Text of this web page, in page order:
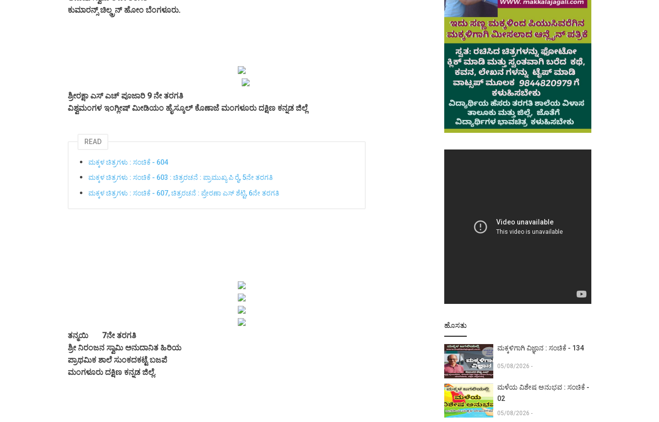
ಕುಮಾರನ್ಸ್ ಚಿಲ್ಡ್ರನ್ ಹೋಂ ಬೆಂಗಳೂರು.
ಶ್ರೀರಕ್ಷಾ ಎಸ್ ಎಚ್ ಪೂಜಾರಿ 9 ನೇ ತರಗತಿ
ವಿಶ್ವಮಂಗಳ ಇಂಗ್ಲೀಷ್ ಮೀಡಿಯಂ ಹೈಸ್ಕೂಲ್ ಕೊಣಾಜೆ ಮಂಗಳೂರು ದಕ್ಷಿಣ ಕನ್ನಡ ಜಿಲ್ಲೆ
READ
ಮಕ್ಕಳ ಚಿತ್ರಗಳು : ಸಂಚಿಕೆ - 604
ಮಕ್ಕಳ ಚಿತ್ರಗಳು : ಸಂಚಿಕೆ - 603 : ಚಿತ್ರರಚನೆ : ಪ್ರಾಮುಖ್ಯ ಪಿ ರೈ, 5ನೇ ತರಗತಿ
ಮಕ್ಕಳ ಚಿತ್ರಗಳು : ಸಂಚಿಕೆ - 607, ಚಿತ್ರರಚನೆ : ಪ್ರೇರಣಾ ಎಸ್ ಶೆಟ್ಟಿ, 6ನೇ ತರಗತಿ
ತನ್ಮಯಿ 7ನೇ ತರಗತಿ
ಶ್ರೀ ನಿರಂಜನ ಸ್ವಾಮಿ ಅನುದಾನಿತ ಹಿರಿಯ
ಪ್ರಾಥಮಿಕ ಶಾಲೆ ಸುಂಕದಕಟ್ಟೆ ಬಜಪೆ
ಮಂಗಳೂರು ದಕ್ಷಿಣ ಕನ್ನಡ ಜಿಲ್ಲೆ.
ಹೊಸತು
ಮಕ್ಕಳಿಗಾಗಿ ವಿಜ್ಞಾನ : ಸಂಚಿಕೆ - 134
05/08/2026 -
ಮಳೆಯ ವಿಶೇಷ ಅನುಭವ : ಸಂಚಿಕೆ -
02
05/08/2026 -